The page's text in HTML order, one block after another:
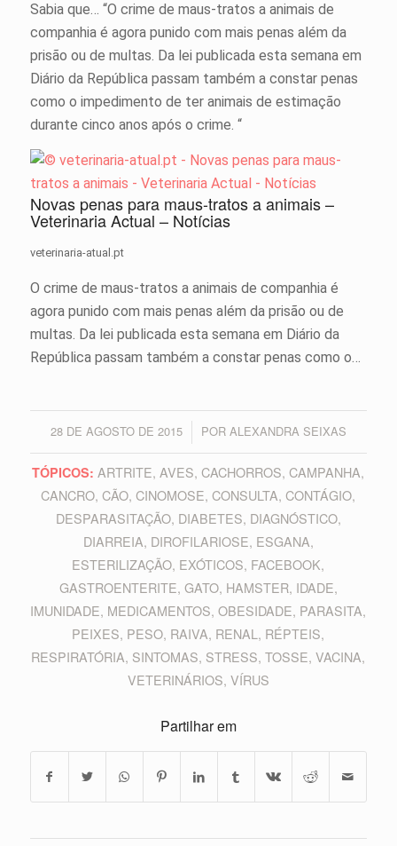
Sabia que… “O crime de maus-tratos a animais de
companhia é agora punido com mais penas além da
prisão ou de multas. Da lei publicada esta semana em
Diário da República passam também a constar penas
como o impedimento de ter animais de estimação
durante cinco anos após o crime. “
Novas penas para maus-tratos a animais –
Veterinaria Actual – Notícias
veterinaria-atual.pt
O crime de maus-tratos a animais de companhia é
agora punido com mais penas além da prisão ou de
multas. Da lei publicada esta semana em Diário da
República passam também a constar penas como o…
28 DE AGOSTO DE 2015
/ POR ALEXANDRA SEIXAS
TÓPICOS: ARTRITE,AVES,CACHORROS,CAMPANHA,
CANCRO,CÃO,CINOMOSE,CONSULTA,CONTÁGIO,
DESPARASITAÇÃO, DIABETES, DIAGNÓSTICO,
DIARREIA, DIROFILARIOSE, ESGANA,
ESTERILIZAÇÃO, EXÓTICOS, FACEBOOK,
GASTROENTERITE, GATO, HAMSTER, IDADE,
IMUNIDADE, MEDICAMENTOS,OBESIDADE, PARASITA,
PEIXES, PESO, RAIVA, RENAL , RÉPTEIS,
RESPIRATÓRIA, SINTOMAS, STRESS,TOSSE,VACINA,
VETERINÁRIOS, VÍRUS
Partilhar em